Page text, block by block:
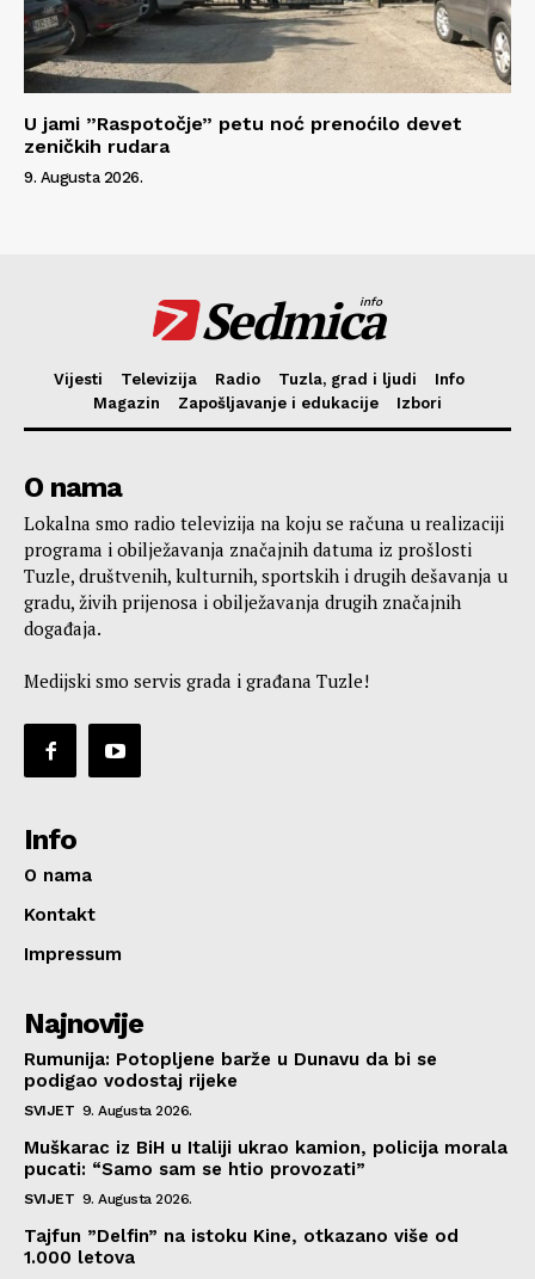
U jami ”Raspotočje” petu noć prenoćilo devet
zeničkih rudara
9. Augusta 2026.
Sedmica
info
Vijesti Televizija Radio Tuzla, grad i ljudi
Info
Magazin
Zapošljavanje i edukacije Izbori
O nama
Lokalna smo radio televizija na koju se računa u realizaciji
programa i obilježavanja značajnih datuma iz prošlosti
Tuzle, društvenih, kulturnih, sportskih i drugih dešavanja u
gradu, živih prijenosa i obilježavanja drugih značajnih
događaja.
Medijski smo servis grada i građana Tuzle!
Info
O nama
Kontakt
Impressum
Najnovije
Rumunija: Potopljene barže u Dunavu da bi se
podigao vodostaj rijeke
SVIJET 9. Augusta 2026.
Muškarac iz BiH u Italiji ukrao kamion, policija morala
pucati: “Samo sam se htio provozati”
SVIJET 9. Augusta 2026.
Tajfun ”Delfin” na istoku Kine, otkazano više od
1.000 letova